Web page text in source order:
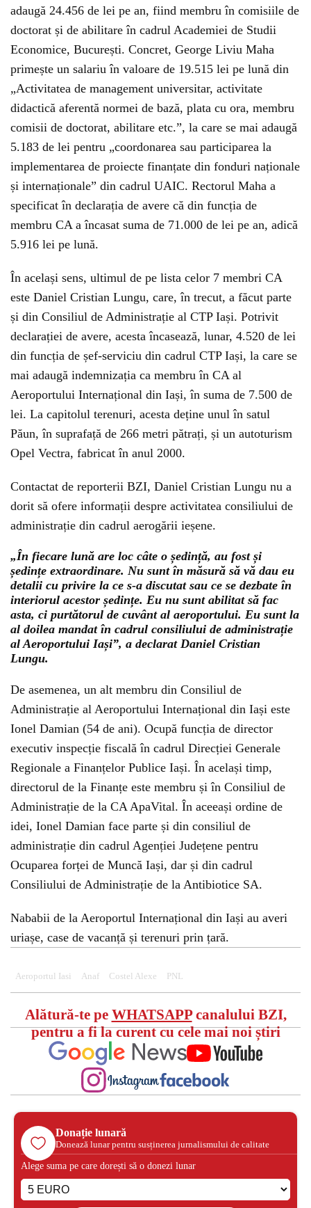
adaugă 24.456 de lei pe an, fiind membru în comisiile de
doctorat și de abilitare în cadrul Academiei de Studii
Economice, București. Concret, George Liviu Maha
primește un salariu în valoare de 19.515 lei pe lună din
„Activitatea de management universitar, activitate
didactică aferentă normei de bază, plata cu ora, membru
comisii de doctorat, abilitare etc.”, la care se mai adaugă
5.183 de lei pentru „coordonarea sau participarea la
implementarea de proiecte finanțate din fonduri naționale
și internaționale” din cadrul UAIC. Rectorul Maha a
specificat în declarația de avere că din funcția de
membru CA a încasat suma de 71.000 de lei pe an, adică
5.916 lei pe lună.
În același sens, ultimul de pe lista celor 7 membri CA
este Daniel Cristian Lungu, care, în trecut, a făcut parte
și din Consiliul de Administrație al CTP Iași. Potrivit
declarației de avere, acesta încasează, lunar, 4.520 de lei
din funcția de șef-serviciu din cadrul CTP Iași, la care se
mai adaugă indemnizația ca membru în CA al
Aeroportului Internațional din Iași, în suma de 7.500 de
lei. La capitolul terenuri, acesta deține unul în satul
Păun, în suprafață de 266 metri pătrați, și un autoturism
Opel Vectra, fabricat în anul 2000.
Contactat de reporterii BZI, Daniel Cristian Lungu nu a
dorit să ofere informații despre activitatea consiliului de
administrație din cadrul aerogării ieșene.
„În fiecare lună are loc câte o ședință, au fost și
ședințe extraordinare. Nu sunt în măsură să vă dau eu
detalii cu privire la ce s-a discutat sau ce se dezbate în
interiorul acestor ședințe. Eu nu sunt abilitat să fac
asta, ci purtătorul de cuvânt al aeroportului. Eu sunt la
al doilea mandat în cadrul consiliului de administrație
al Aeroportului Iași”, a declarat Daniel Cristian
Lungu.
De asemenea, un alt membru din Consiliul de
Administrație al Aeroportului Internațional din Iași este
Ionel Damian (54 de ani). Ocupă funcția de director
executiv inspecție fiscală în cadrul Direcției Generale
Regionale a Finanțelor Publice Iași. În același timp,
directorul de la Finanțe este membru și în Consiliul de
Administrație de la CA ApaVital. În aceeași ordine de
idei, Ionel Damian face parte și din consiliul de
administrație din cadrul Agenției Județene pentru
Ocuparea forței de Muncă Iași, dar și din cadrul
Consiliului de Administrație de la Antibiotice SA.
Nababii de la Aeroportul Internațional din Iași au averi
uriașe, case de vacanță și terenuri prin țară.
Aeroportul Iasi Anaf Costel Alexe PNL
Alătură-te pe WHATSAPPcanalului BZI,
pentru a fi la curent cu cele mai noi știri
Donație lunară
Donează lunar pentru susținerea jurnalismului de calitate
Alege suma pe care dorești să o donezi lunar